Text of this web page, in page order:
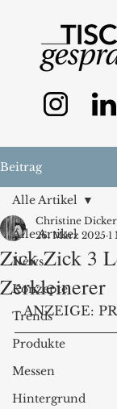
Beitrag
Alle Artikel
News
Konzepte
Trends
Produkte
Messen
Hintergrund
Alle Artikel
Zick Zick 3
Zerkleinerer
Christine Dicker
26. März 2025 1
- ANZEIGE: